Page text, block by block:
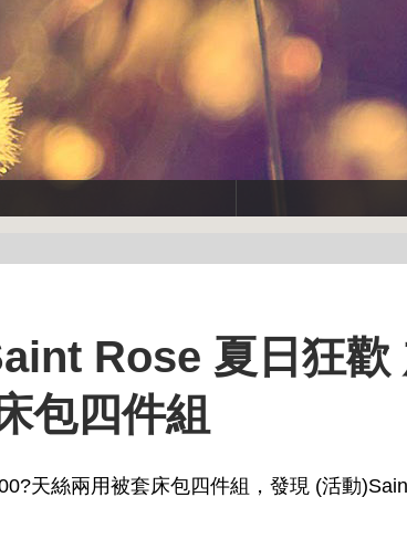
Rose 夏日狂歡
包四件組
天絲兩用被套床包四件組，發現 (活動